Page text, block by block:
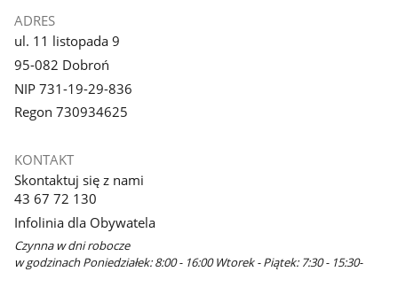
ADRES
ul. 11 listopada 9
95-082 Dobroń
NIP 731-19-29-836
Regon 730934625
KONTAKT
Skontaktuj się z nami
43 67 72 130
Infolinia dla Obywatela
Czynna w dni robocze
w godzinach Poniedziałek: 8:00 - 16:00 Wtorek - Piątek: 7:30 - 15:30-